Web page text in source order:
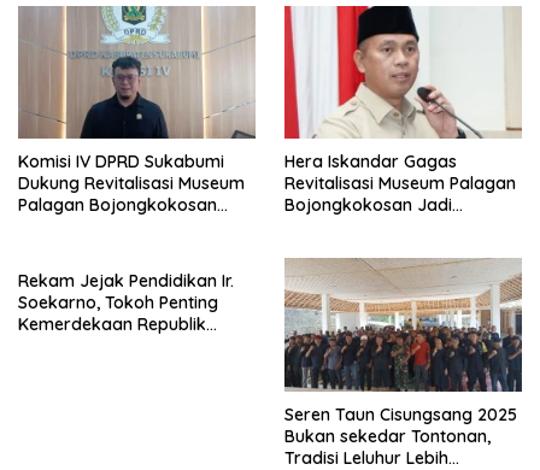
Komisi IV DPRD Sukabumi
Dukung Revitalisasi Museum
Palagan Bojongkokosan
Hera Iskandar Gagas
Revitalisasi Museum Palagan
Bojongkokosan Jadi
Rekam Jejak Pendidikan Ir.
Soekarno, Tokoh Penting
Kemerdekaan Republik
Seren Taun Cisungsang 2025
Bukan sekedar Tontonan,
Tradisi Leluhur Lebih